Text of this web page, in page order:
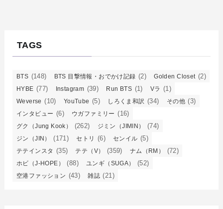
TAGS
BTS (148) BTS 目撃情報・おでかけ記録 (2) Golden Closet (2)
HYBE (77) Instagram (39) Run BTS (1) Vラ (1)
Weverse (10) YouTube (5) しろくま和訳 (34) その他 (3)
インタビュー (6) ウガファミリー (16)
グク（Jung Kook） (262) ジミン（JIMIN） (74)
ジン（JIN） (171) セトリ (6) センイル (5)
テテインスタ (35) テテ（V） (359) ナム（RM） (72)
ホビ（J-HOPE） (88) ユンギ（SUGA） (52)
空港ファッション (43) 雑誌 (21)